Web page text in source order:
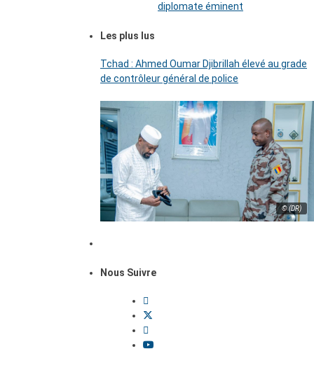
diplomate éminent
Les plus lus
Tchad : Ahmed Oumar Djibrillah élevé au grade
de contrôleur général de police
© (DR)
Nous Suivre